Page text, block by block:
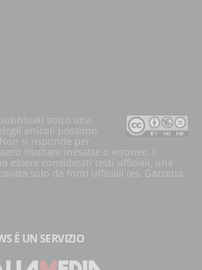
sotto una
articoli possono
si risponde per
risultare inesatte o erronee. I
essere considerati testi ufficiali, una
solo da fonti ufficiali (es. Gazzetta
È UN SERVIZIO